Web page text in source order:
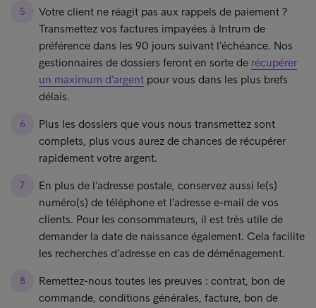
Votre client ne réagit pas aux rappels de paiement ?
Transmettez vos factures impayées à Intrum de
préférence dans les 90 jours suivant l’échéance. Nos
gestionnaires de dossiers feront en sorte de récupérer
un maximum d’argent pour vous dans les plus brefs
délais.
Plus les dossiers que vous nous transmettez sont
complets, plus vous aurez de chances de récupérer
rapidement votre argent.
En plus de l’adresse postale, conservez aussi le(s)
numéro(s) de téléphone et l’adresse e-mail de vos
clients. Pour les consommateurs, il est très utile de
demander la date de naissance également. Cela facilite
les recherches d’adresse en cas de déménagement.
Remettez-nous toutes les preuves : contrat, bon de
commande, conditions générales, facture, bon de